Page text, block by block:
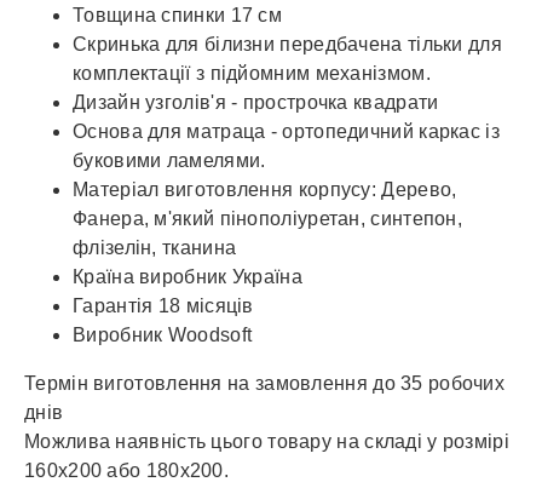
Товщина спинки 17 см
Скринька для білизни передбачена тільки для
комплектації з підйомним механізмом.
Дизайн узголів'я - прострочка квадрати
Основа для матраца - ортопедичний каркас із
буковими ламелями.
Матеріал виготовлення корпусу: Дерево,
Фанера, м'який пінополіуретан, синтепон,
флізелін, тканина
Країна виробник Україна
Гарантія 18 місяців
Виробник Woodsoft
Термін виготовлення на замовлення до 35 робочих
днів
Можлива наявність цього товару на складі у розмірі
160х200 або 180х200.